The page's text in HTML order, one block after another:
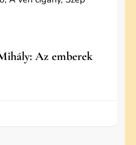
Az emberek